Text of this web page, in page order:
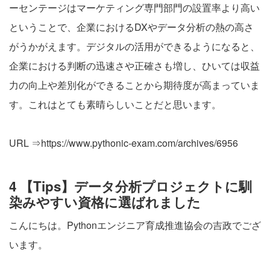
ーセンテージはマーケティング専門部門の設置率より高い
ということで、企業におけるDXやデータ分析の熱の高さ
がうかがえます。デジタルの活用ができるようになると、
企業における判断の迅速さや正確さも増し、ひいては収益
力の向上や差別化ができることから期待度が高まっていま
す。これはとても素晴らしいことだと思います。
URL ⇒https://www.pythonic-exam.com/archives/6956
4 【Tips】データ分析プロジェクトに馴
染みやすい資格に選ばれました
こんにちは。Pythonエンジニア育成推進協会の吉政でござ
います。